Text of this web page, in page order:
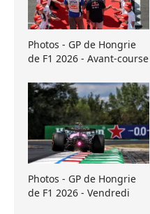
Photos - GP de Hongrie
de F1 2026 - Avant-course
Photos - GP de Hongrie
de F1 2026 - Vendredi